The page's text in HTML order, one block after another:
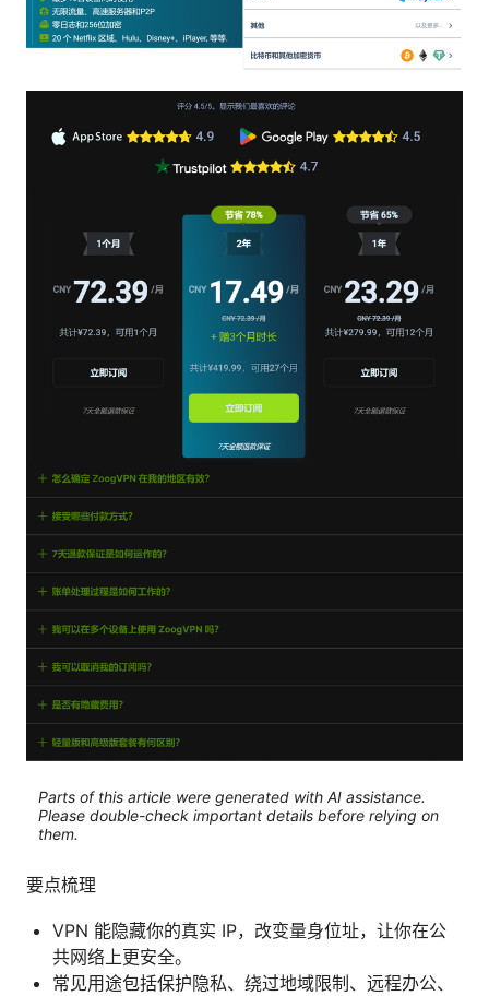
Parts of this article were generated with AI assistance.
Please double-check important details before relying on
them.
要点梳理
VPN 能隐藏你的真实 IP，改变量身位址，让你在公
共网络上更安全。
常见用途包括保护隐私、绕过地域限制、远程办公、